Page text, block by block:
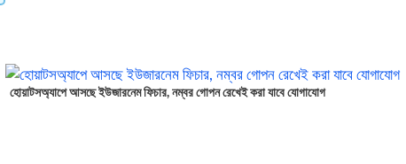
হোয়াটসঅ্যাপে আসছে ইউজারনেম ফিচার, নম্বর গোপন রেখেই করা যাবে যোগাযোগ